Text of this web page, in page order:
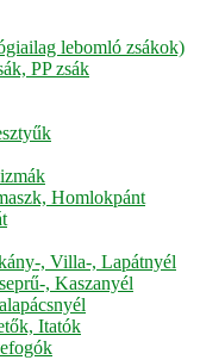
lebomló zsákok)
PP zsák
Homlokpánt
, Villa-, Lapátnyél
, Kaszanyél
Itatók